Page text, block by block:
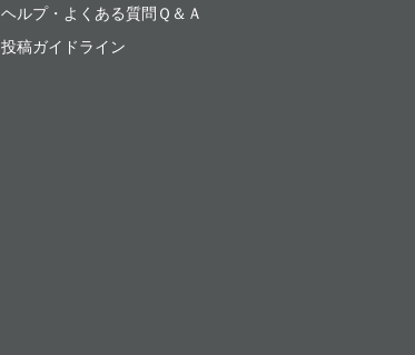
ヘルプ・よくある質問Ｑ＆Ａ
投稿ガイドライン